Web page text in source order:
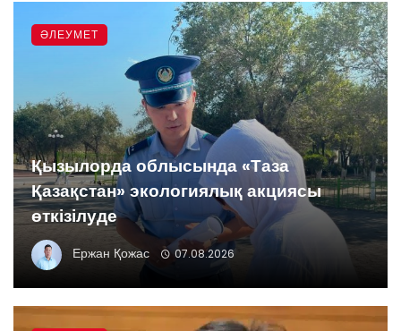
Қызылорда облысында «Таза
Қазақстан» экологиялық акциясы
өткізілуде
Ержан Қожас 07.08.2026
ӘЛЕУМЕТ